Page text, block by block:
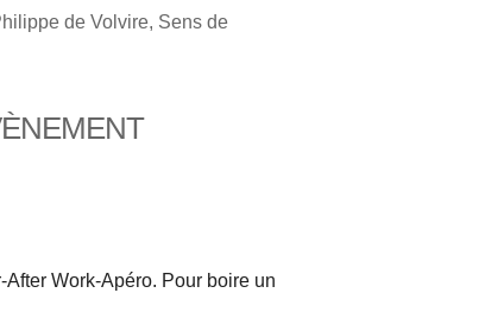
iCalendar
de Volvire, Sens de
Work-Apéro. Pour boire un